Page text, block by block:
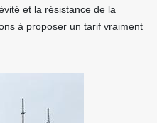
et la résistance de la
à proposer un tarif vraiment